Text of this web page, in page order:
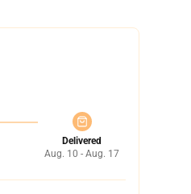
Delivered
Aug. 10 - Aug. 17